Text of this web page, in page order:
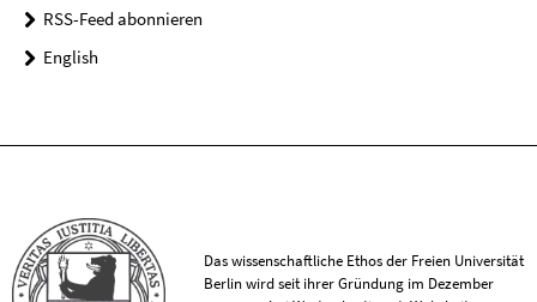
RSS-Feed abonnieren
English
Das wissenschaftliche Ethos der Freien Universität
Berlin wird seit ihrer Gründung im Dezember